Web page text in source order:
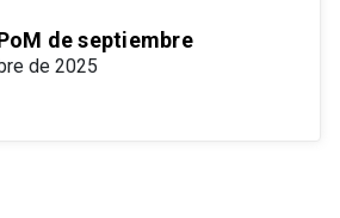
de septiembre
de 2025